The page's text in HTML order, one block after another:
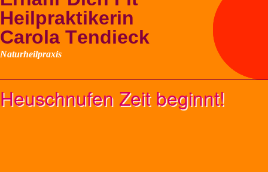
Heuschnufen Zeit beginnt!